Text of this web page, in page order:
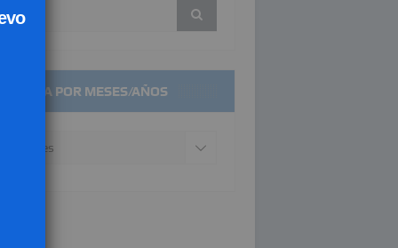
POR MESES/AÑOS